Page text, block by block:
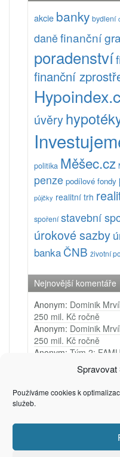
Spravovat
Používáme cookies k
služeb.
akcie banky bydlení
daněfinanční
poradenství
finanční
úvěry
politika Měšec.cz
penze podílové fondy
půjčky realitní trh
spoření stavební
úrokové sazby
banka ČNB životní
Nejnovější komentáře
Anonym: Dominik
250 mil. Kč ročně
Anonym: Dominik
250 mil. Kč ročně
Anonym: Tým 2:
Tým 1:
Tým 4: Very
Petr
Privacy & Cookies: This site
website, you agree to their use.